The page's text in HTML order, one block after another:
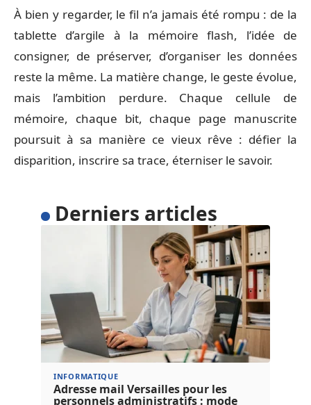
À bien y regarder, le fil n’a jamais été rompu : de la
tablette d’argile à la mémoire flash, l’idée de
consigner, de préserver, d’organiser les données
reste la même. La matière change, le geste évolue,
mais l’ambition perdure. Chaque cellule de
mémoire, chaque bit, chaque page manuscrite
poursuit à sa manière ce vieux rêve : défier la
disparition, inscrire sa trace, éterniser le savoir.
Derniers articles
INFORMATIQUE
Adresse mail Versailles pour les
personnels administratifs : mode